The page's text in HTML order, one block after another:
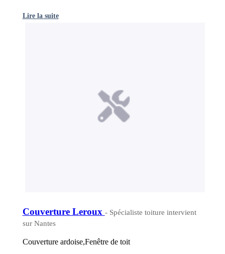
Lire la suite
Couverture Leroux - Spécialiste toiture intervient
sur Nantes
Couverture ardoise,Fenêtre de toit